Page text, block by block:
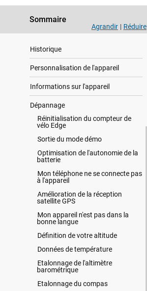
Sommaire
Agrandir | Réduire
Historique
Personnalisation de l'appareil
Informations sur l'appareil
Dépannage
Réinitialisation du compteur de
vélo Edge
Sortie du mode démo
Optimisation de l'autonomie de la
batterie
Mon téléphone ne se connecte pas
à l'appareil
Amélioration de la réception
satellite GPS
Mon appareil n'est pas dans la
bonne langue
Définition de votre altitude
Données de température
Etalonnage de l'altimètre
barométrique
Etalonnage du compas